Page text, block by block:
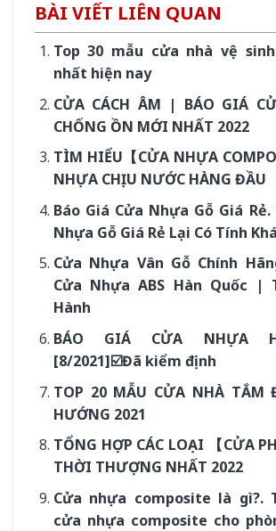
BÀI VIẾT LIÊN QUAN
Top 30 mẫu cửa nhà vệ
nhất hiện nay
CỬA CÁCH ÂM | BÁO GIÁ
CHỐNG ỒN MỚI NHẤT 2022
TÌM HIỂU【CỬA NHỰA
NHỰA CHỊU NƯỚC HÀNG ĐẦU
Báo Giá Cửa Nhựa Gỗ Giá
Nhựa Gỗ Giá Rẻ Lại Có Tính
Cửa Nhựa Vân Gỗ Chính
Cửa Nhựa ABS Hàn Quốc |
Hành
BÁO GIÁ CỬA NHỰA
[8/2021]☑️Đã kiểm định
TOP 20 MẪU CỬA NHÀ TẮM
HƯỚNG 2021
TỔNG HỢP CÁC LOẠI 【CỬA
THỜI THƯỢNG NHẤT 2022
Cửa nhựa composite là gì?.
cửa nhựa composite cho